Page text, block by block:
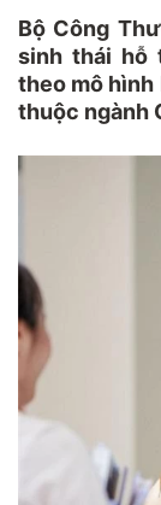
Bộ Công
sinh thái hỗ
theo mô
thuộc ngành